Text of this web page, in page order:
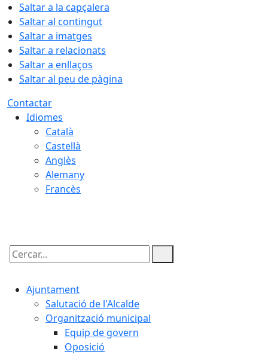
Saltar a la capçalera
Saltar al contingut
Saltar a imatges
Saltar a relacionats
Saltar a enllaços
Saltar al peu de pàgina
Contactar
Idiomes
Català
Castellà
Anglès
Alemany
Francès
Cercar:
Ajuntament
Salutació de l'Alcalde
Organització municipal
Equip de govern
Oposició